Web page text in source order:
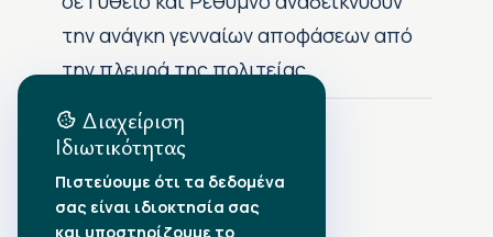
την ανάγκη γενναίων αποφάσεων από
την πλευρά της πολιτείας
Αρχείο Δημοσιεύσεων
•Αύγουστος 2026
Διαχείριση
Ιδιωτικότητας
Πιστεύουμε ότι τα δεδομένα
σας είναι ιδιοκτησία σας
και υποστηρίζουμε το